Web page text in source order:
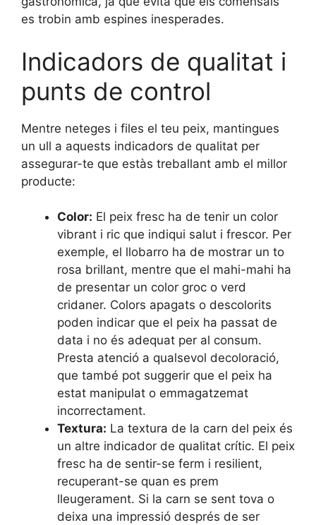
es trobin amb espines inesperades.
Indicadors de qualitat i
punts de control
Mentre neteges i files el teu peix, mantingues
un ull a aquests indicadors de qualitat per
assegurar-te que estàs treballant amb el millor
producte:
Color: El peix fresc ha de tenir un color
vibrant i ric que indiqui salut i frescor. Per
exemple, el llobarro ha de mostrar un to
rosa brillant, mentre que el mahi-mahi ha
de presentar un color groc o verd
cridaner. Colors apagats o descolorits
poden indicar que el peix ha passat de
data i no és adequat per al consum.
Presta atenció a qualsevol decoloració,
que també pot suggerir que el peix ha
estat manipulat o emmagatzemat
incorrectament.
Textura: La textura de la carn del peix és
un altre indicador de qualitat crític. El peix
fresc ha de sentir-se ferm i resilient,
recuperant-se quan es prem
lleugerament. Si la carn se sent tova o
deixa una impressió després de ser